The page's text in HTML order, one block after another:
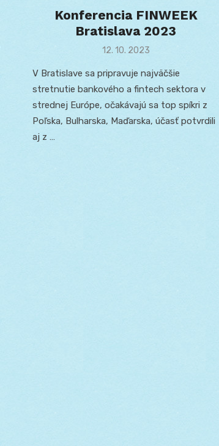
Konferencia FINWEEK
Bratislava 2023
Posted
12. 10. 2023
V Bratislave sa pripravuje najväčšie
stretnutie bankového a fintech sektora v
strednej Európe, očakávajú sa top spíkri z
Poľska, Bulharska, Maďarska, účasť potvrdili
aj z …